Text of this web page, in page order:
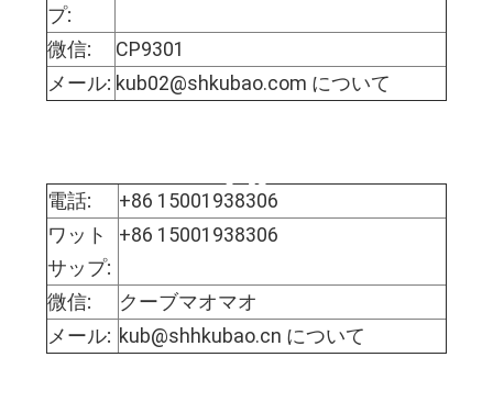
プ:
微信:
CP9301
メール: kub02@shkubao.com について
電話:
+86 15001938306
ワット
サップ:
+86 15001938306
微信:
クーブマオマオ
メール: kub@shhkubao.cn について